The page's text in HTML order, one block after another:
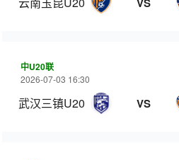
中U20联
2026-07-03 16:30
武汉三镇U20 VS